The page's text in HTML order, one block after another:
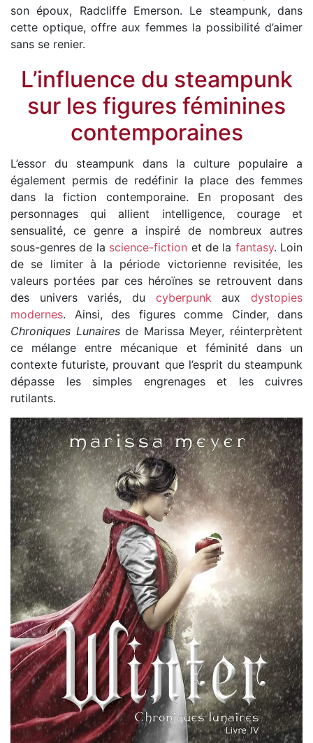
son époux, Radcliffe Emerson. Le steampunk, dans
cette optique, offre aux femmes la possibilité d’aimer
sans se renier.
L’influence du steampunk
sur les figures féminines
contemporaines
L’essor du steampunk dans la culture populaire a
également permis de redéfinir la place des femmes
dans la fiction contemporaine. En proposant des
personnages qui allient intelligence, courage et
sensualité, ce genre a inspiré de nombreux autres
sous-genres de la science-fiction et de la fantasy. Loin
de se limiter à la période victorienne revisitée, les
valeurs portées par ces héroïnes se retrouvent dans
des univers variés, du cyberpunk auxdystopies
modernes. Ainsi, des figures comme Cinder, dans
Chroniques Lunairesde Marissa Meyer, réinterprètent
ce mélange entre mécanique et féminité dans un
contexte futuriste, prouvant que l’esprit du steampunk
dépasse les simples engrenages et les cuivres
rutilants.